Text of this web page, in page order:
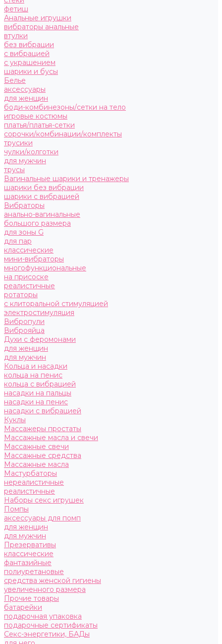
фетиш
Анальные игрушки
вибраторы анальные
втулки
без вибрации
с вибрацией
с украшением
шарики и бусы
Белье
аксессуары
для женщин
боди-комбинезоны/сетки на тело
игровые костюмы
платья/платья-сетки
сорочки/комбинации/комплекты
трусики
чулки/колготки
для мужчин
трусы
Вагинальные шарики и тренажеры
шарики без вибрации
шарики с вибрацией
Вибраторы
анально-вагинальные
большого размера
для зоны G
для пар
классические
мини-вибраторы
многофункциональные
на присоске
реалистичные
ротаторы
с клиторальной стимуляцией
электростимуляция
Вибропули
Виброяйца
Духи с феромонами
для женщин
для мужчин
Кольца и насадки
кольца на пенис
кольца с вибрацией
насадки на пальцы
насадки на пенис
насадки с вибрацией
Куклы
Массажеры простаты
Массажные масла и свечи
Массажные свечи
Массажные средства
Массажные масла
Мастурбаторы
нереалистичные
реалистичные
Наборы секс игрушек
Помпы
аксессуары для помп
для женщин
для мужчин
Презервативы
классические
фантазийные
полиуретановые
средства женской гигиены
увеличенного размера
Прочие товары
батарейки
подарочная упаковка
подарочные сертификаты
Секс-энергетики, БАДы